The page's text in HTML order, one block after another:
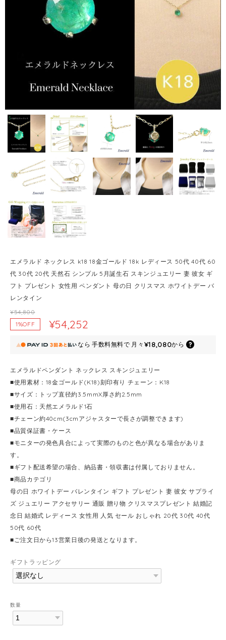
エメラルド ネックレス k18 18金ゴールド 18k レディース 50代 40代 60
代 30代 20代 天然石 シンプル 5月誕生石 スキンジュエリー 妻 彼女 ギ
フト プレゼント 女性用 ペンダント 母の日 クリスマス ホワイトデー バ
レンタイン
¥54,800
1%OFF
¥54,252
なら 手数料無料で 月々 ¥18,080から
エメラルドペンダント ネックレス スキンジュエリー
■使用素材：18金ゴールド(K18)刻印有り チェーン：K18
■サイズ：トップ直径約3.5mmX厚さ約2.5mm
■使用石：天然エメラルド1石
■チェーン約40cm(3cmアジャスターで長さが調整できます)
■品質保証書・ケース
■モニターの発色具合によって実際のものと色が異なる場合がありま
す。
■ギフト配送希望の場合、納品書・領収書は付属しておりません。
■商品カテゴリ
母の日 ホワイトデー バレンタイン ギフト プレゼント 妻 彼女 サプライ
ズ ジュエリー アクセサリー 通販 贈り物 クリスマスプレゼント 結婚記
念日 結婚式 レディース 女性用 人気 セール おしゃれ 20代 30代 40代
50代 60代
■ご注文日から13営業日後の発送となります。
ギフトラッピング
数量